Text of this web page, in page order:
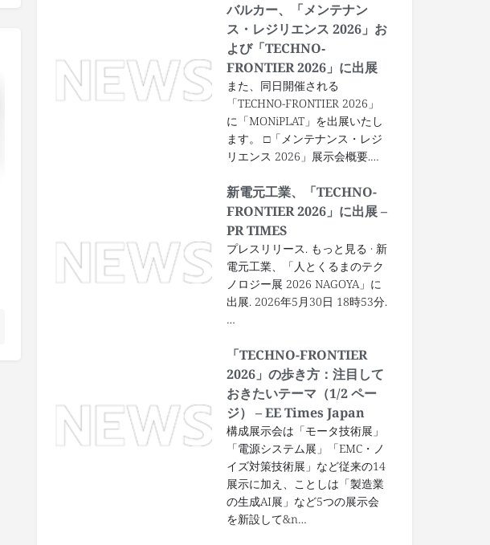
バルカー、「メンテナン
ス・レジリエンス 2026」お
よび「TECHNO‐
FRONTIER 2026」に出展
また、同日開催される
「TECHNO-FRONTIER 2026」
に「MONiPLAT」を出展いたし
ます。 □「メンテナンス・レジ
リエンス 2026」展示会概要.…
新電元工業、「TECHNO-
FRONTIER 2026」に出展 –
PR TIMES
プレスリリース. もっと見る · 新
電元工業、「人とくるまのテク
ノロジー展 2026 NAGOYA」に
出展. 2026年5月30日 18時53分.
…
「TECHNO-FRONTIER
2026」の歩き方：注目して
おきたいテーマ（1/2 ペー
ジ） – EE Times Japan
構成展示会は「モータ技術展」
「電源システム展」「EMC・ノ
イズ対策技術展」など従来の14
展示に加え、ことしは「製造業
の生成AI展」など5つの展示会
を新設して&n…